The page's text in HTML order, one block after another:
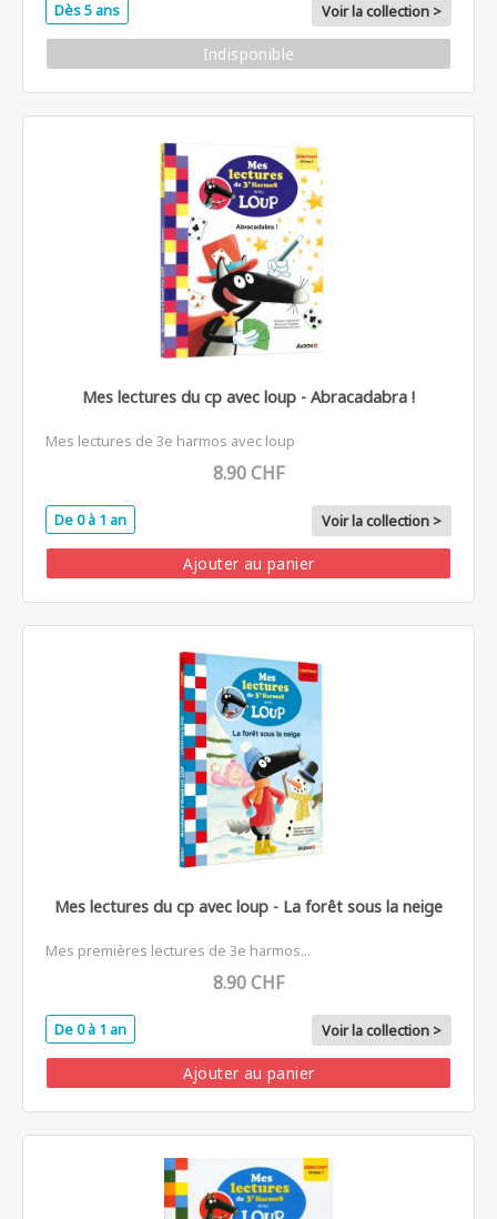
Dès 5 ans Voir la collection >
Indisponible
Mes lectures du cp avec loup - Abracadabra !
Mes lectures de 3e harmos avec loup
8.90 CHF
De 0 à 1 an Voir la collection >
Ajouter au panier
Mes lectures du cp avec loup - La forêt sous la neige
Mes premières lectures de 3e harmos...
8.90 CHF
De 0 à 1 an Voir la collection >
Ajouter au panier